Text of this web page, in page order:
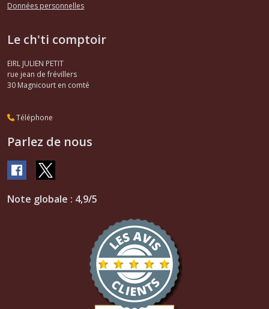
Données personnelles
Le ch'ti comptoir
EIRL JULIEN PETIT
rue jean de frévillers
30 Magnicourt en comté
Téléphone
Parlez de nous
Note globale : 4,9/5